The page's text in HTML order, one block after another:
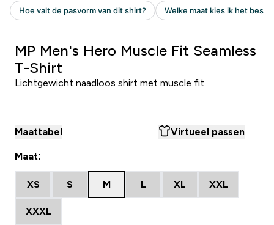
MP Men's Hero Muscle Fit Seamless
T-Shirt
Lichtgewicht naadloos shirt met muscle fit
Maattabel Virtueel passen
Maat:
XS S M L XL XXL
XXXL